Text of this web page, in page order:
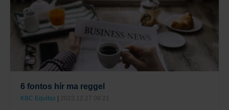
6 fontos hír ma reggel
KBC Equitas | 2023.12.27 09:21